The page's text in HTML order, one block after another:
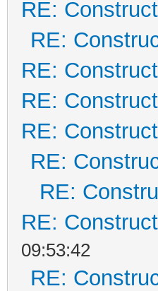
RE:
RE:
RE:
RE:
RE:
RE:
RE:
RE:
09:53:42
RE: